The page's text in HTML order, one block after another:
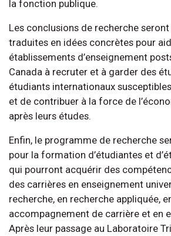
la fonction publique.
Les conclusions de recherche
traduites en idées concrètes pour
établissements d’enseignement
Canada à recruter et à garder des
étudiants internationaux
et de contribuer à la force de
après leurs études.
Enfin, le programme de recherche
pour la formation d’étudiantes et
qui pourront acquérir des
des carrières en enseignement
recherche, en recherche appliquée,
accompagnement de carrière et en
Après leur passage au Laboratoire